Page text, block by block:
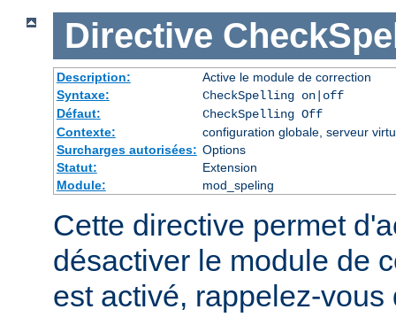
Directive
Description:
Active le module de correction
Syntaxe:
CheckSpelling on|off
Défaut:
CheckSpelling Off
Contexte:
configuration globale, serveur
Surcharges autorisées: Options
Statut:
Extension
Module:
mod_speling
Cette directive permet
désactiver le module de
est activé, rappelez-vous